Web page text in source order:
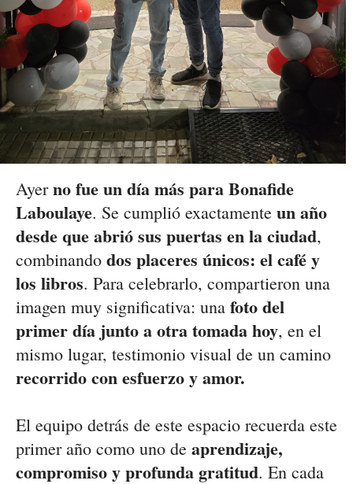
Ayerno fue un día más para Bonafide
Laboulaye. Se cumplió exactamente un año
desde que abrió sus puertas en la ciudad,
combinando dos placeres únicos: el café y
los libros. Para celebrarlo, compartieron una
imagen muy significativa: una foto del
primer día junto a otra tomada hoy, en el
mismo lugar, testimonio visual de un camino
recorrido con esfuerzo y amor.
El equipo detrás de este espacio recuerda este
primer año como uno de aprendizaje,
compromiso y profunda gratitud. En cada